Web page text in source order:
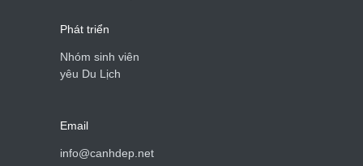
Phát triển
Nhóm sinh viên
yêu Du Lịch
Email
info@canhdep.net